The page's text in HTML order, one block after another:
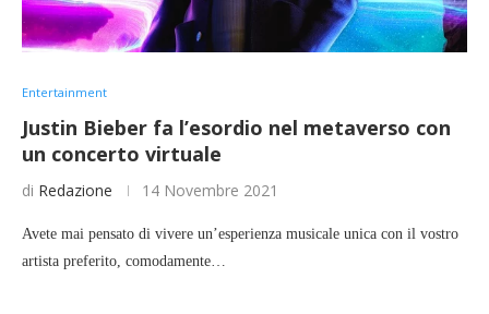
Entertainment
Justin Bieber fa l’esordio nel metaverso con
un concerto virtuale
di Redazione 14 Novembre 2021
Avete mai pensato di vivere un’esperienza musicale unica con il vostro
artista preferito, comodamente…